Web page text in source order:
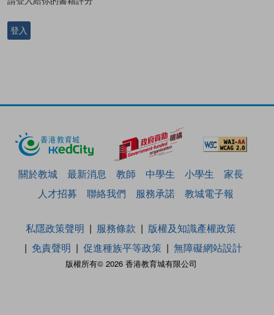
登入
關於教城 最新消息 教師 中學生 小學生
家長
人才招募
聯絡我們 服務承諾 教城電子報
版權所有© 2026 香港教育城有限公司
私隱政策聲明 服務條款
版權及知識產權政策
免責聲明
促進種族平等政策 無障礙網站設計